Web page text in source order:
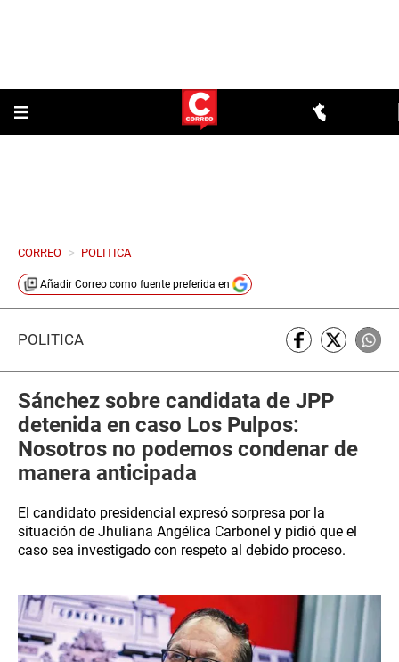
CORREO > POLITICA
Añadir Correo como fuente preferida en
POLÍTICA
Sánchez sobre candidata de JPP
detenida en caso Los Pulpos:
Nosotros no podemos condenar de
manera anticipada
El candidato presidencial expresó sorpresa por la
situación de Jhuliana Angélica Carbonel y pidió que el
caso sea investigado con respeto al debido proceso.